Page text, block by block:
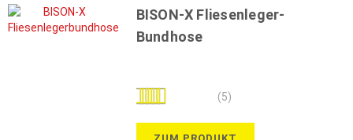
BISON-X Fliesenleger-
Bundhose
Bewertung: (5)